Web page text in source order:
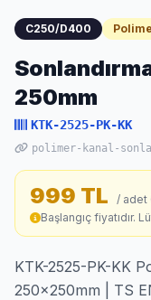
C250/D400
250mm
KTK-2525-PK-KK
polimer-kanal-
999 TL
/ adet
Başlangıç fiyatıdır.
KTK-2525-PK-KK
250x250mm | TS